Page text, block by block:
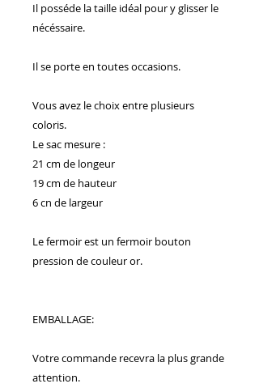
Il posséde la taille idéal pour y glisser le
nécéssaire.
Il se porte en toutes occasions.
Vous avez le choix entre plusieurs
coloris.
Le sac mesure :
21 cm de longeur
19 cm de hauteur
6 cn de largeur
Le fermoir est un fermoir bouton
pression de couleur or.
EMBALLAGE:
Votre commande recevra la plus grande
attention.